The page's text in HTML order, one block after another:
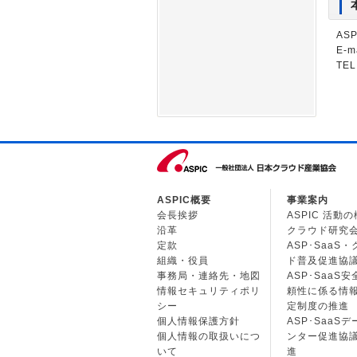
E-
ASPIC概要
会長挨拶
沿革
定款
組織・役員
事務局・連絡先・地図
情報セキュリティポリ
シー
個人情報保護方針
個人情報の取扱いにつ
いて
事業案内
ASPIC 活動の
クラウド研究
ASP･SaaS・
ド普及促進協
ASP･SaaS安
頼性に係る情
定制度の推進
ASP･SaaSデ
ンター促進協
進